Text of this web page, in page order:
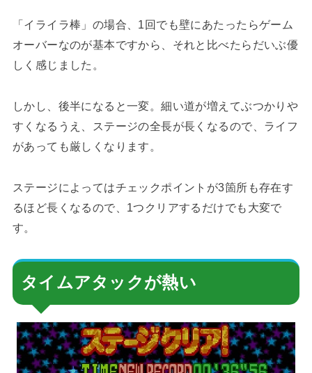
「イライラ棒」の場合、1回でも壁にあたったらゲーム
オーバーなのが基本ですから、それと比べたらだいぶ優
しく感じました。
しかし、後半になると一変。細い道が増えてぶつかりや
すくなるうえ、ステージの全長が長くなるので、ライフ
があっても厳しくなります。
ステージによってはチェックポイントが3箇所も存在す
るほど長くなるので、1つクリアするだけでも大変で
す。
タイムアタックが熱い